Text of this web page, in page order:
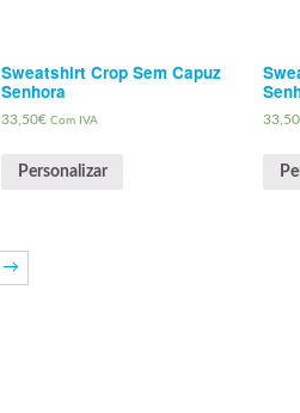
Sweatshirt Crop Sem Capuz
Senhora
33,50€ Com IVA
Personalizar
33,50
→